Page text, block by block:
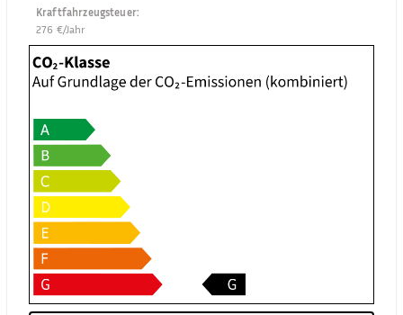
Kraftfahrzeugsteuer:
276 €/Jahr